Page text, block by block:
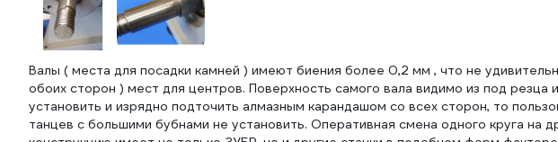
Валы ( места для посадки камней ) имеют биения более 0,2 мм , что не
обоих сторон ) мест для центров. Поверхность самого вала видимо из под
установить и изрядно подточить алмазным карандашом со всех сторон, то
танцев с большими бубнами не установить. Оперативная смена одного круга на